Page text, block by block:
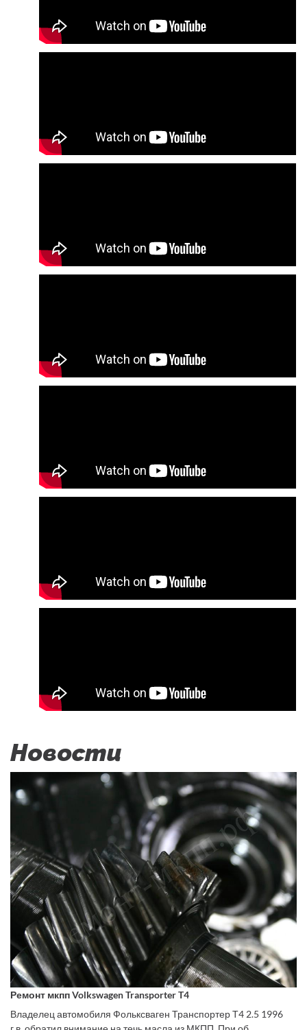
Новости
Ремонт мкпп Volkswagen Transporter T4
Владелец автомобиля Фольксваген Транспортер Т4 2.5 1996